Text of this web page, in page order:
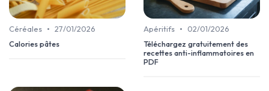
Céréales • 27/01/2026
Calories pâtes
Apéritifs •
02/01/2026
Téléchargez gratuitement des
recettes anti-inflammatoires en
PDF